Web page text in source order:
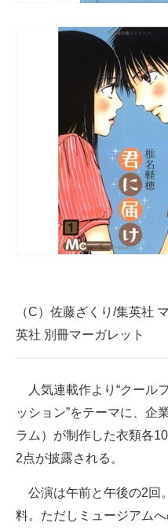
（C）佐藤ざくり/集英社
英社 別冊マーガレット
人気連載作より“クール
ッション”をテーマに、企
ラム）が制作した衣類各
2点が披露される。
公演は午前と午後の2回
料。ただしミュージアム